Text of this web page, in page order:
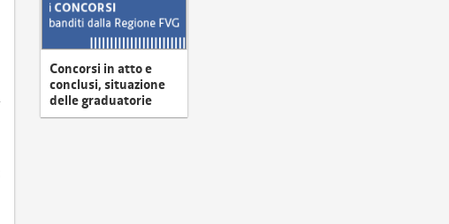
Concorsi in atto e
conclusi, situazione
delle graduatorie